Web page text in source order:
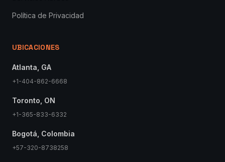
Política de Privacidad
UBICACIONES
Atlanta, GA
+1-404-862-6668
Toronto, ON
+1-365-833-6332
Bogotá, Colombia
+57-320-8738258